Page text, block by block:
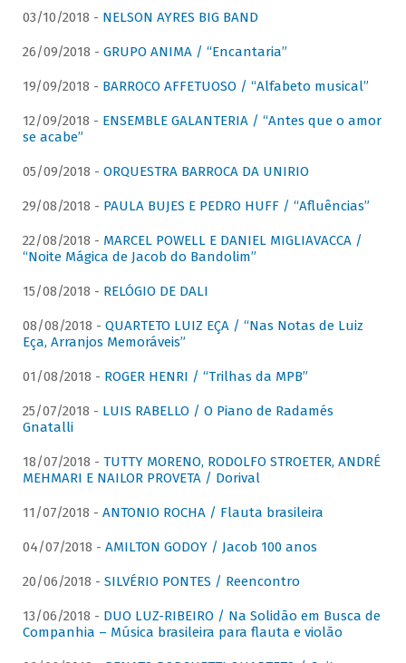
03/10/2018 - NELSON AYRES BIG BAND
26/09/2018 - GRUPO ANIMA / “Encantaria”
19/09/2018 - BARROCO AFFETUOSO / “Alfabeto musical”
12/09/2018 - ENSEMBLE GALANTERIA / “Antes que o amor
se acabe”
05/09/2018 - ORQUESTRA BARROCA DA UNIRIO
29/08/2018 - PAULA BUJES E PEDRO HUFF / “Afluências”
22/08/2018 - MARCEL POWELL E DANIEL MIGLIAVACCA /
“Noite Mágica de Jacob do Bandolim”
15/08/2018 - RELÓGIO DE DALI
08/08/2018 - QUARTETO LUIZ EÇA / “Nas Notas de Luiz
Eça, Arranjos Memoráveis”
01/08/2018 - ROGER HENRI / “Trilhas da MPB”
25/07/2018 - LUIS RABELLO / O Piano de Radamés
Gnatalli
18/07/2018 - TUTTY MORENO, RODOLFO STROETER, ANDRÉ
MEHMARI E NAILOR PROVETA / Dorival
11/07/2018 - ANTONIO ROCHA / Flauta brasileira
04/07/2018 - AMILTON GODOY / Jacob 100 anos
20/06/2018 - SILVÉRIO PONTES / Reencontro
13/06/2018 - DUO LUZ-RIBEIRO / Na Solidão em Busca de
Companhia – Música brasileira para flauta e violão